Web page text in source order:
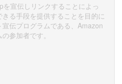
宣伝しリンクすることによっ
る手段を提供することを目的に
伝プログラムである、Amazon
参加者です。